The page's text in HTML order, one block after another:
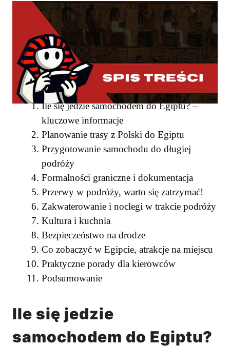
SPIS TREŚCI
Ile się jedzie samochodem do Egiptu? –
kluczowe informacje
Planowanie trasy z Polski do Egiptu
Przygotowanie samochodu do długiej
podróży
Formalności graniczne i dokumentacja
Przerwy w podróży, warto się zatrzymać!
Zakwaterowanie i noclegi w trakcie podróży
Kultura i kuchnia
Bezpieczeństwo na drodze
Co zobaczyć w Egipcie, atrakcje na miejscu
Praktyczne porady dla kierowców
Podsumowanie
Ile się jedzie
samochodem do Egiptu?